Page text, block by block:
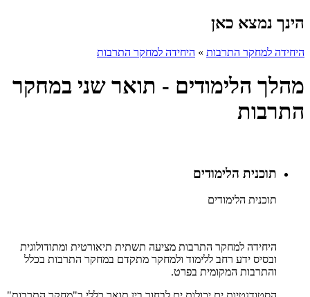
הינך נמצא כאן
היחידה למחקר התרבות » היחידה למחקר התרבות
מהלך הלימודים - תואר שני במחקר
התרבות
תוכנית הלימודים
תוכנית הלימודים
היחידה למחקר התרבות מציעה תשתית תיאורטית ומתודולוגית
ובסיס ידע רחב ללימוד ולמחקר מתקדם במחקר התרבות בכלל
והתרבות המקומית בפרט.